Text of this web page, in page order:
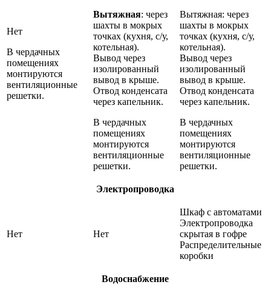
Нет
В чердачных
помещениях
монтируются
вентиляционные
решетки.
Вытяжная: через
шахты в мокрых
точках (кухня, с/у,
котельная).
Вывод через
изолированный
вывод в крыше.
Отвод конденсата
через капельник.
В чердачных
помещениях
монтируются
вентиляционные
решетки.
Вытяжная: через
шахты в мокрых
точках (кухня, с/у,
котельная).
Вывод через
изолированный
вывод в крыше.
Отвод конденсата
через капельник.
В чердачных
помещениях
монтируются
вентиляционные
решетки.
Электропроводка
Нет Нет
Шкаф с автоматами
Электропроводка
скрытая в гофре
Распределительные
коробки
Водоснабжение